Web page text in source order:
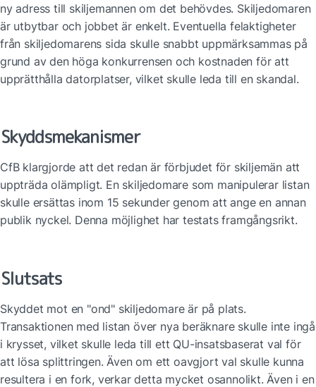
ny adress till skiljemannen om det behövdes. Skiljedomaren
är utbytbar och jobbet är enkelt. Eventuella felaktigheter
från skiljedomarens sida skulle snabbt uppmärksammas på
grund av den höga konkurrensen och kostnaden för att
upprätthålla datorplatser, vilket skulle leda till en skandal.
Skyddsmekanismer
CfB klargjorde att det redan är förbjudet för skiljemän att
uppträda olämpligt. En skiljedomare som manipulerar listan
skulle ersättas inom 15 sekunder genom att ange en annan
publik nyckel. Denna möjlighet har testats framgångsrikt.
Slutsats
Skyddet mot en "ond" skiljedomare är på plats.
Transaktionen med listan över nya beräknare skulle inte ingå
i krysset, vilket skulle leda till ett QU-insatsbaserat val för
att lösa splittringen. Även om ett oavgjort val skulle kunna
resultera i en fork, verkar detta mycket osannolikt. Även i en